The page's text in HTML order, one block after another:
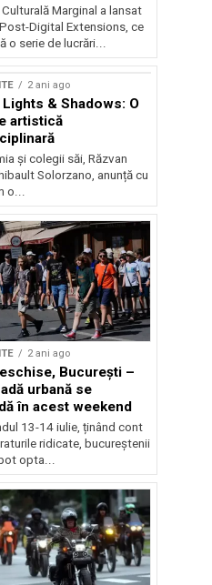
Marginal a lansat
Digital Extensions, ce
o serie de lucrări...
2 ani ago
& Shadows: O
artistică
și colegii săi, Răzvan
Solorzano, anunță cu
o...
2 ani ago
București –
urbană se
în acest weekend
13-14 iulie, ținând cont
ridicate, bucureștenii
opta...